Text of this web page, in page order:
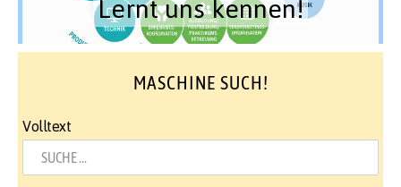
Lernt uns kennen!
MASCHINE SUCH!
Volltext